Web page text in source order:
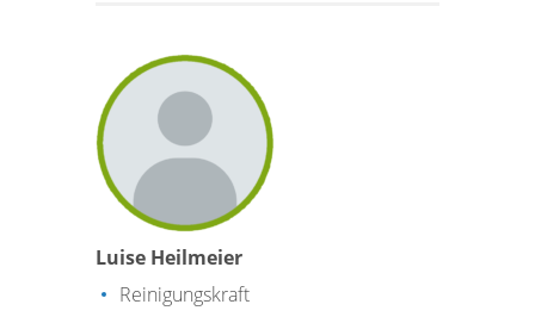
Luise Heilmeier
Reinigungskraft